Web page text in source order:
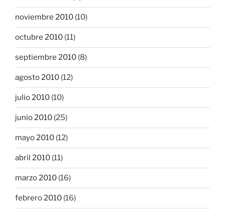
noviembre 2010 (10)
octubre 2010 (11)
septiembre 2010 (8)
agosto 2010 (12)
julio 2010 (10)
junio 2010 (25)
mayo 2010 (12)
abril 2010 (11)
marzo 2010 (16)
febrero 2010 (16)